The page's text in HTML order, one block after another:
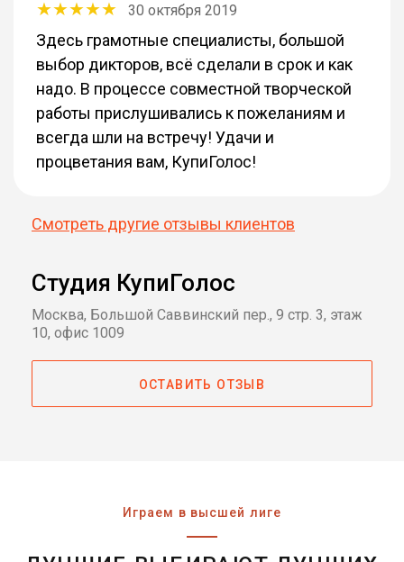
30 октября 2019
Здесь грамотные специалисты, большой
выбор дикторов, всё сделали в срок и как
надо. В процессе совместной творческой
работы прислушивались к пожеланиям и
всегда шли на встречу! Удачи и
процветания вам, КупиГолос!
Смотреть другие отзывы клиентов
Студия КупиГолос
Москва, Большой Саввинский пер., 9 стр. 3, этаж
10, офис 1009
ОСТАВИТЬ ОТЗЫВ
Играем в высшей лиге